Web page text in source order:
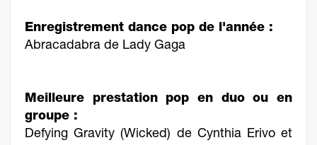
Enregistrement dance pop de l'année :
Abracadabra de Lady Gaga
Meilleure prestation pop en duo ou en
groupe :
Defying Gravity (Wicked) de Cynthia Erivo et